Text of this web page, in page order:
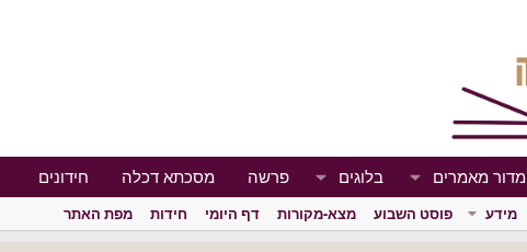
מדור מאמרים בלוגים פרשה מסכתא דכלה חידונים
מידע פוסט השבוע מצא-מקורות דף היומי חידות מפת האתר